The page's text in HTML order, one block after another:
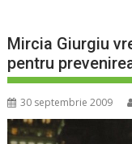
Mircia Giurgiu
pentru
30 septembrie 2009